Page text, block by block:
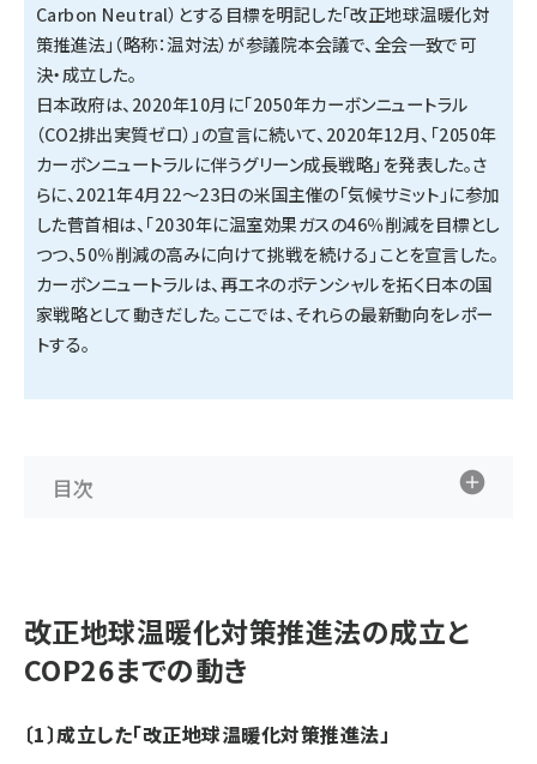
Carbon Neutral）とする目標を明記した「改正地球温暖化対
策推進法」（略称：温対法）が参議院本会議で、全会一致で可
決・成立した。
日本政府は、2020年10月に「2050年カーボンニュートラル
（CO2排出実質ゼロ）」の宣言に続いて、2020年12月、「2050年
カーボンニュートラルに伴うグリーン成長戦略」を発表した。さ
らに、2021年4月22～23日の米国主催の「気候サミット」に参加
した菅首相は、「2030年に温室効果ガスの46％削減を目標とし
つつ、50％削減の高みに向けて挑戦を続ける」ことを宣言した。
カーボンニュートラルは、再エネのポテンシャルを拓く日本の国
家戦略として動きだした。ここでは、それらの最新動向をレポー
トする。
目次
改正地球温暖化対策推進法の成立と
COP26までの動き
〔1〕成立した「改正地球温暖化対策推進法」